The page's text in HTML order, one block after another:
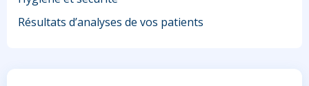
Résultats d’analyses de vos patients